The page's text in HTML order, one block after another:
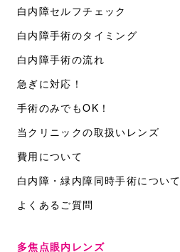
白内障セルフチェック
白内障手術のタイミング
白内障手術の流れ
急ぎに対応！
手術のみでもOK！
当クリニックの取扱いレンズ
費用について
白内障・緑内障同時手術について
よくあるご質問
多焦点眼内レンズ